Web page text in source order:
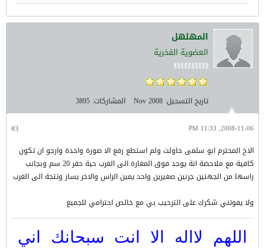
المهلهل
العضوية الفخرية
تاريخ التسجيل: Nov 2008 المشاركات: 3895
#3 2008-11-06, 11:33 PM
الاخ المحترم ابو سلمى حاولت ولم استطع رفع الا صورة واحدة وارجو ان تكون
كافية مع ملاحضة انة يوجد فوق المغارة الى الغرب حية حفر 20 سم وبجانب
راسها من الجهتين جرنين صغيرين واحد يمين الراس والاخر يسار وتتجة الى الغرب
ولا يفوتني شكرك على الترحيب بي مع خالص احترامي للجميع
اللهم لااله الا انت سبحانك اني